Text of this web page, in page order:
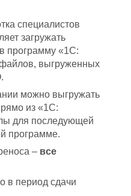
специалистов
загружать
программу «1С:
файлов, выгруженных
можно выгружать
из «1С:
для последующей
программе.
– все
в период сдачи